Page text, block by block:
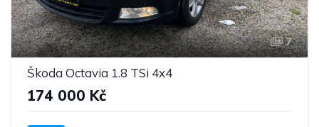
7
Škoda Octavia 1.8 TSi 4x4
174 000 Kč